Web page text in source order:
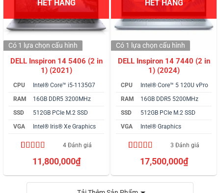
HẾT HÀNG
DELL Inspiron 14 5406 (2 in
1) (2021)
CPU
Intel® Core™ i5-1135G7
RAM
16GB DDR5 3200MHz
SSD
512GB PCIe M.2 SSD
VGA
Intel® Iris® Xe Graphics
4.75trên 5
dựa trên
4 Đánh giá
11,800,000₫
Có 1 lựa chọn cấu hình
HẾT HÀNG
DELL Inspiron 14 7440 (2 in
1) (2024)
CPU
Intel® Core™ 5 120U vPro
RAM
16GB DDR5 5200MHz
SSD
512GB PCIe M.2 SSD
VGA
Intel® Graphics
4.33trên 5
dựa trên
3 Đánh giá
17,500,000₫
Có 1 lựa chọn cấu hình